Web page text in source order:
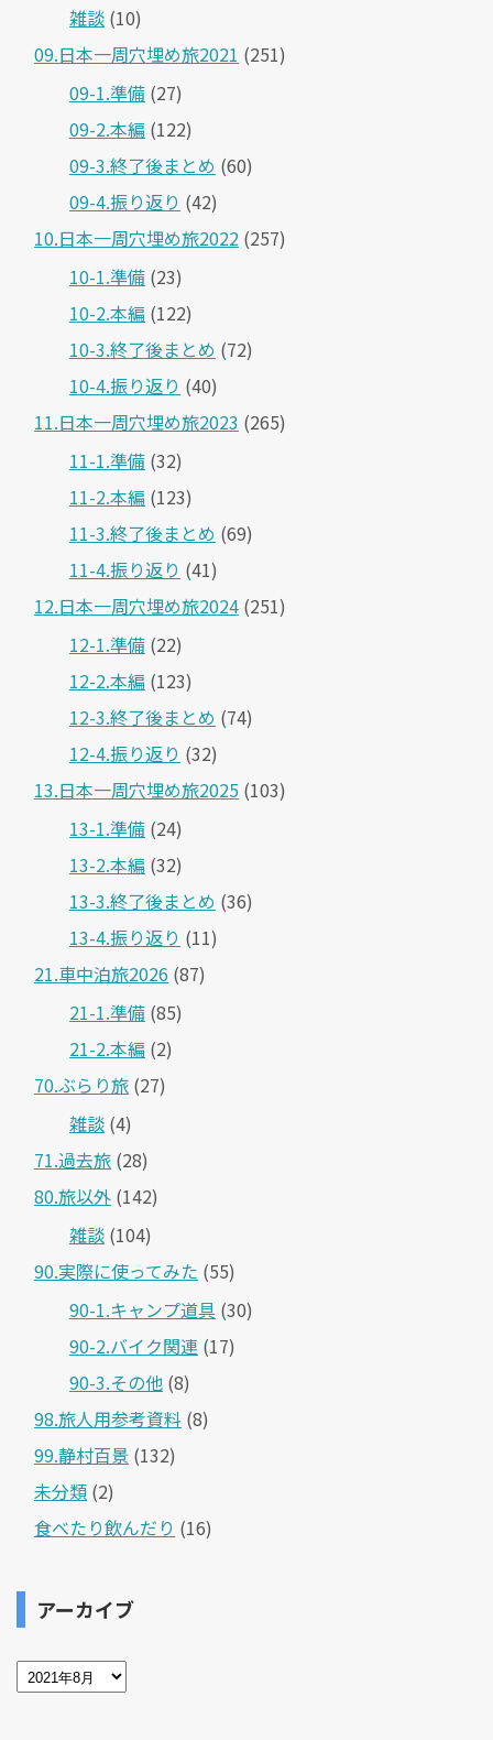
雑談 (10)
09.日本一周穴埋め旅2021 (251)
09-1.準備 (27)
09-2.本編 (122)
09-3.終了後まとめ (60)
09-4.振り返り (42)
10.日本一周穴埋め旅2022 (257)
10-1.準備 (23)
10-2.本編 (122)
10-3.終了後まとめ (72)
10-4.振り返り (40)
11.日本一周穴埋め旅2023 (265)
11-1.準備 (32)
11-2.本編 (123)
11-3.終了後まとめ (69)
11-4.振り返り (41)
12.日本一周穴埋め旅2024 (251)
12-1.準備 (22)
12-2.本編 (123)
12-3.終了後まとめ (74)
12-4.振り返り (32)
13.日本一周穴埋め旅2025 (103)
13-1.準備 (24)
13-2.本編 (32)
13-3.終了後まとめ (36)
13-4.振り返り (11)
21.車中泊旅2026 (87)
21-1.準備 (85)
21-2.本編 (2)
70.ぶらり旅 (27)
雑談 (4)
71.過去旅 (28)
80.旅以外 (142)
雑談 (104)
90.実際に使ってみた (55)
90-1.キャンプ道具 (30)
90-2.バイク関連 (17)
90-3.その他 (8)
98.旅人用参考資料 (8)
99.静村百景 (132)
未分類 (2)
食べたり飲んだり (16)
アーカイブ